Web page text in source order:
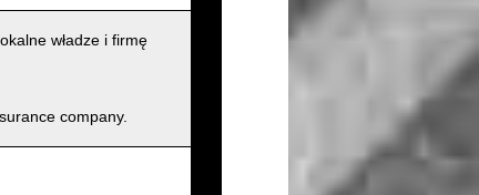
władze i firmę
company.